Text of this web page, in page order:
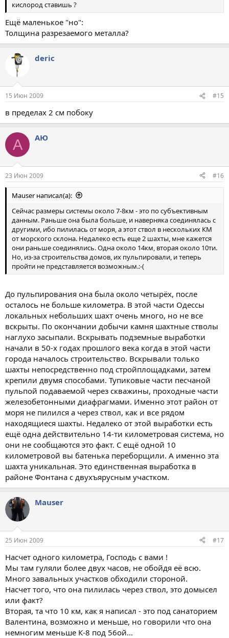
кислород ставишь ?
Ещё маленькое "но":
Толщина разрезаемого металла?
deric
15 Июн 2009 #15
в пределах 2 см побоку
А АЮ
23 Июн 2009 #16
Mauser написал(а):
Сейчас размеры системы около 7-8км - это по субъективным
данным. Раньше она была больше, и наверняка соединялась с
другими, ибо пилилась от моря, а этот ствол в нескольких КМ
от морского склона. Недалеко есть еще 2 шахты, мне кажется
они раньше соединялись. Одна около 14км, вторая около 10ти.
Но, из-за строительства домов, их пульпировали, и теперь
пройти не представляется возможным.:-(
До пульпирования она была около четырёх, после
осталось не больше километра. В этой части Одессы
локальных небольших шахт очень много, но не все
вскрыты. По окончании добычи камня шахтные стволы
наглухо засыпали. Вскрывать подземные выработки
начали в 50-х годах прошлого века когда в этой части
города началось строительство. Вскрывали только
шахты непосредственно под стройплощадками, затем
крепили двумя способами. Тупиковые части песчаной
пульпой подаваемой через скважины, проходные части
железобетонными диафрагмами. Именно этот район от
моря не пилился а через ствол, как и все рядом
находящиеся шахты. Недалеко от этой выработки есть
ещё одна действительно 14-ти километровая система, но
они не сообщаются это факт. С ещё одной 10
километровой вы батенька переборщили. А именно эта
шахта уникальная. Это единственная выработка в
районе Фонтана с двухъярусным участком.
Mauser
25 Июн 2009 #17
Насчет одного километра, Господь с вами !
Мы там гуляли более двух часов, не обойдя её всю.
Много завальных участков обходили стороной.
Насчет того, что она пилилась через ствол, это домысел
или факт?
Вторая, та что 10 км, как я написал - это под санаторием
Валентина, возможно и меньше, но говорили что она
немногим меньше К-8 под 56ой...